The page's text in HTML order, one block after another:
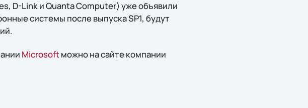
D-Link и Quanta Computer) уже объявили
системы после выпуска SP1, будут
Microsoftможно на сайте компании